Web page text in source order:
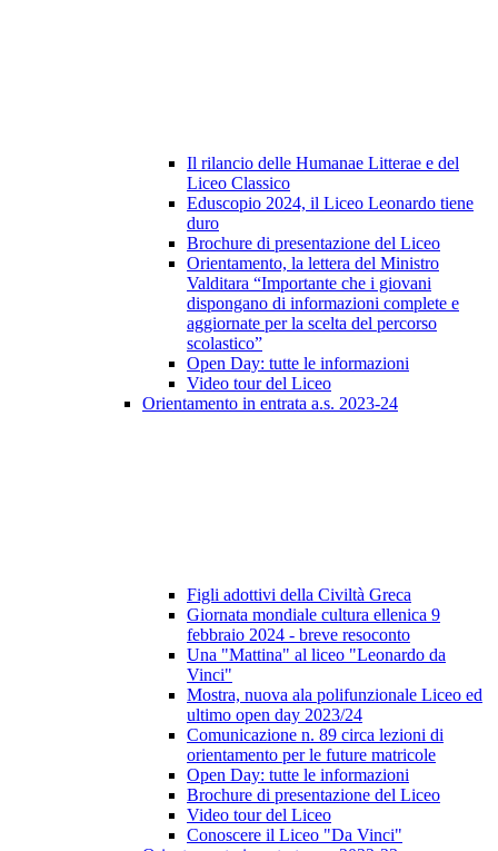
Il rilancio delle Humanae Litterae e del
Liceo Classico
Eduscopio 2024, il Liceo Leonardo tiene
duro
Brochure di presentazione del Liceo
Orientamento, la lettera del Ministro
Valditara “Importante che i giovani
dispongano di informazioni complete e
aggiornate per la scelta del percorso
scolastico”
Open Day: tutte le informazioni
Video tour del Liceo
Orientamento in entrata a.s. 2023-24
Figli adottivi della Civiltà Greca
Giornata mondiale cultura ellenica 9
febbraio 2024 - breve resoconto
Una "Mattina" al liceo "Leonardo da
Vinci"
Mostra, nuova ala polifunzionale Liceo ed
ultimo open day 2023/24
Comunicazione n. 89 circa lezioni di
orientamento per le future matricole
Open Day: tutte le informazioni
Brochure di presentazione del Liceo
Video tour del Liceo
Conoscere il Liceo "Da Vinci"